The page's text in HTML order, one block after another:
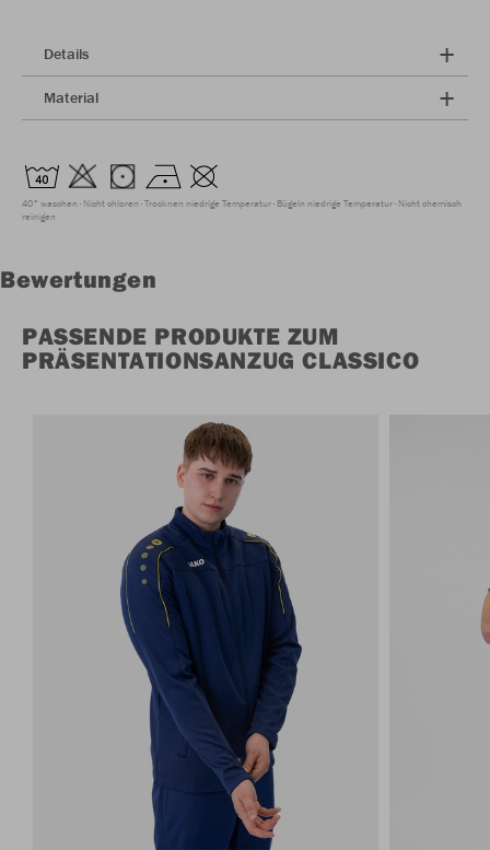
Details
Material
40° waschen Nicht chloren Trocknen niedrige Temperatur Bügeln niedrige Temperatur Nicht chemisch
reinigen
Bewertungen
PASSENDE PRODUKTE ZUM
PRÄSENTATIONSANZUG CLASSICO